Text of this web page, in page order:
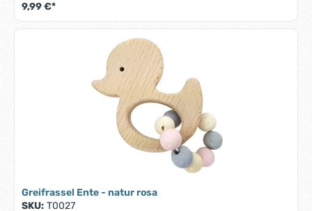
aus Buchenholz mit KugelketteGröße: ca. 10x6,5 cmAlter: ab
GeburtDieses Spielzeug entspricht der Sicherheitsnorm EN
schweissfest.Achtung: Lass Dein Kind nur unter Aufsicht
9,99 €*
Greifrassel Ente - natur rosa
SKU: T0027